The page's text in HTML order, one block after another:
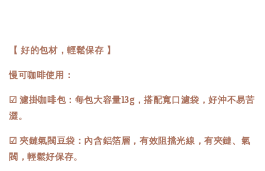
【 好的包材，輕鬆保存 】
慢可咖啡使用：
☑ 濾掛咖啡包：每包大容量13g，搭配寬口濾袋，好沖不易苦
澀。
☑ 夾鏈氣閥豆袋：內含鋁箔層，有效阻擋光線，有夾鏈、氣
閥，輕鬆好保存。